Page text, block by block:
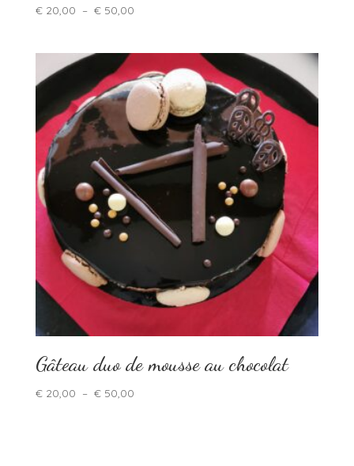
€20,00 – €50,00Plage
à
€ 50,00
Gâteau duo de mousse au chocolat
€20,00 – €50,00Plage